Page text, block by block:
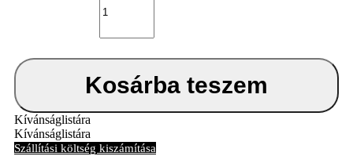
és
fésű
Fabulous
Griffin
Grey
Kosárba teszem
Kívánságlistára
Kívánságlistára
Szállítási költség kiszámítása